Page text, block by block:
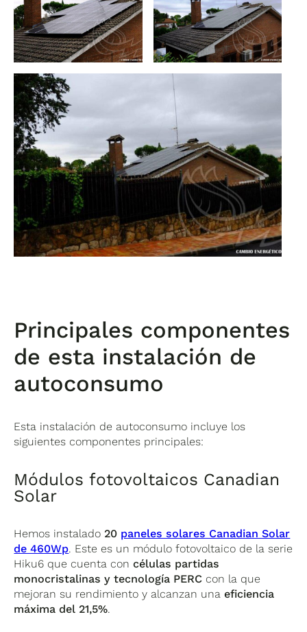
Principales componentes
de esta instalación de
autoconsumo
Esta instalación de autoconsumo incluye los
siguientes componentes principales:
Módulos fotovoltaicos Canadian
Solar
Hemos instalado 20 paneles solares Canadian Solar
de 460Wp. Este es un módulo fotovoltaico de la serie
Hiku6 que cuenta concélulas partidas
monocristalinas y tecnología PERC con la que
mejoran su rendimiento y alcanzan unaeficiencia
máxima del 21,5%.